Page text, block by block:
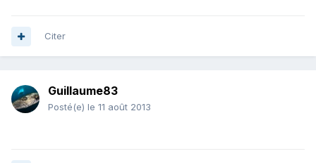
Citer
Guillaume83
Posté(e) le 11 août 2013